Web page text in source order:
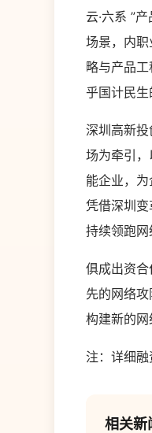
云·六系 ”
场景，内
略与产品
乎国计民生
深圳高新
场为牵引
能企业，
凭借深圳变
持续领跑网
俱成出资
先的网络
构建新的网
注：详细
相关新